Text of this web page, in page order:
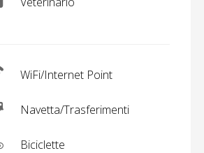
WiFi/Internet Point
Navetta/Trasferimenti
Biciclette